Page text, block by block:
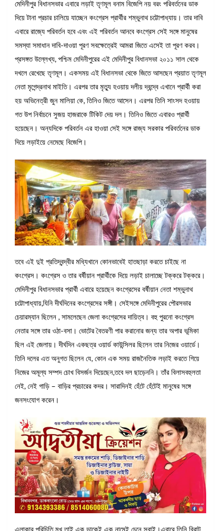
মেদিনীপুর বিধানসভার এবারে লড়াই তৃণমূল বনাম বিজেপি নয় বরং পরিবর্তনের ডাক
দিয়ে টানা প্রচার চালিয়ে যাচ্ছেন কংগ্রেস প্রার্থীর শম্ভুনাথ চট্টোপাধ্যায়। তার দাবি
এবারে রাজ্যে পরিবর্তন হবে এবং এই পরিবর্তন আনবে কংগ্রেস সেই সঙ্গে মানুষের
সমস্যা সমাধান দাবি-দাওয়া পূরণ সবক্ষেত্রেই আমরা জিতে এসেই তা পূরণ করব।
প্রসঙ্গত উল্লেখ্য, পশ্চিম মেদিনীপুরের এই মেদিনীপুর বিধানসভা ২০১১ সাল থেকে
দখলে রেখেছে তৃণমূল। একসময় এই বিধানসভা থেকে জিতে আসছেন প্রয়াত তৃণমূল
নেতা মৃগেন্দ্রনাথ মাইতি। এরপর তার মৃত্যু হওয়ায় দলীয় দ্বন্দ্বে এখানে প্রার্থী করা
হয় অভিনেত্রী জুন মালিয়া কে, তিনিও জিতে আসেন। এরপর তিনি সাংসদ হওয়ায়
গত উপ নির্বাচনে সুজয় হাজরাকে টিকিট দেয় দল। তিনিও জিতে এবারও প্রার্থী
হয়েছেন। অন্যদিকে পরিবর্তন এর হাওয়া সেই সঙ্গে রাজ্য সরকার পরিবর্তনের ডাক
দিয়ে লড়াইয়ে নেমেছে বিজেপি।
তবে এই দুই প্রতিদ্বন্দ্বীর মধ্যিখানে কোনভাবেই হাতছাড়া করতে চাইছে না
কংগ্রেস। কংগ্রেস ও তার বর্ষীয়ান প্রার্থীকে দিয়ে লড়াই চালাচ্ছে টক্করে টক্করে।
মেদিনীপুর বিধানসভার প্রার্থী এবারে হয়েছেন কংগ্রেসের বর্ষীয়ান নেতা শম্ভুনাথ
চট্টোপাধ্যায়,যিনি দীর্ঘদিনের কংগ্রেসের সঙ্গী। সেইসঙ্গে মেদিনীপুরের পৌরসভার
চেয়ারম্যান ছিলেন , সামলেছেন জেলা কংগ্রেসের দায়িত্ব। বহু পুরনো কংগ্রেস
নেতার সঙ্গে তার ওঠা-বসা। ভোটের বৈতরণী পার করানোর জন্য তার অপার ভূমিকা
ছিল এই জেলায়। দীর্ঘদিন একছত্র ওয়ার্ড কাউন্সিলর ছিলেন তার নিজের ওয়ার্ডে।
তিনি দলের এত অনুগত ছিলেন যে, কোন এক সময় রাজনৈতিক লড়াই করতে গিয়ে
নিজের অমূল্য সম্পদ চোখ বিসর্জন দিয়েছেন,তবে দল ছাড়েননি। তাঁর বিলাসবহুলতা
নেই, নেই গাড়ি – বাড়ির প্রচারের কদর। সারাদিনই হেঁটে হেঁটেই মানুষের সঙ্গে
জনসংযোগ করেন।